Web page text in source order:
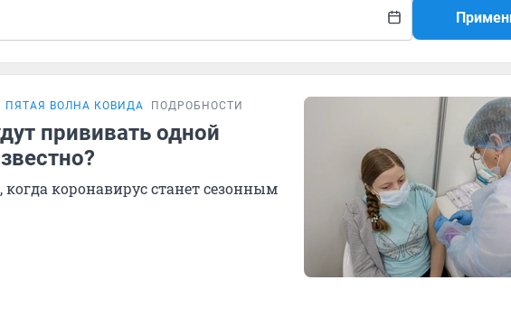
ПЯТАЯ ВОЛНА КОВИДА ПОДРОБНОСТИ
прививать одной
когда коронавирус станет сезонным